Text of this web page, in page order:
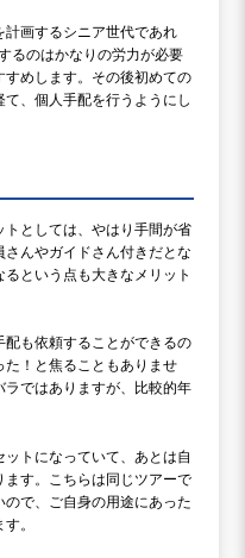
画するシニア世代であれ
るのはかなりの労力が必要
めします。その後初めての
、個人手配を行うようにし
としては、やはり手間が省
んやガイドさん付きだとな
という点も大きなメリット
も依頼することができるの
！と焦ることもありませ
ではありますが、比較的年
トになっていて、あとは自
す。こちらは同じツアーで
で、ご自身の用途にあった
。